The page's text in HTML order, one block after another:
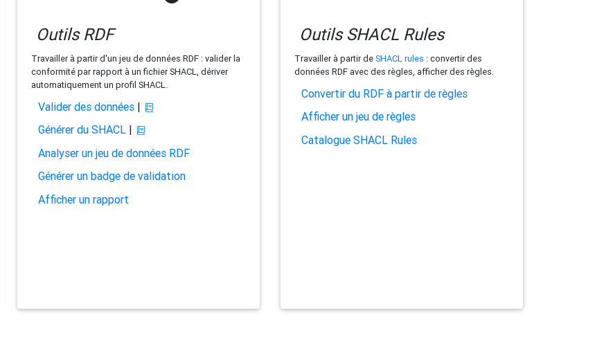
Outils RDF
Travailler à partir d'un jeu de données RDF : valider la
conformité par rapport à un fichier SHACL, dériver
automatiquement un profil SHACL.
Valider des données|
Générer du SHACL|
Analyser un jeu de données RDF
Générer un badge de validation
Afficher un rapport
Outils SHACL Rules
Travailler à partir deSHACL rules : convertir des
données RDF avec des règles, afficher des règles.
Convertir du RDF à partir de règles
Afficher un jeu de règles
Catalogue SHACL Rules